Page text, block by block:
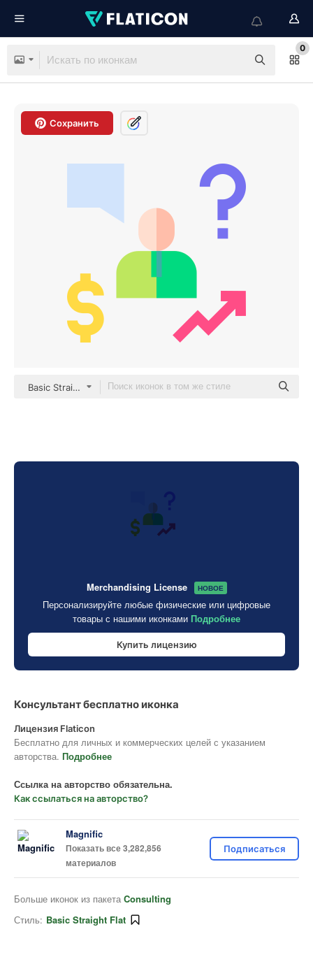
0
Сохранить
Basic Straight Flat
Merchandising License НОВОЕ
Персонализируйте любые физические или цифровые
товары с нашими иконками Подробнее
Купить лицензию
Консультант бесплатно иконка
Лицензия Flaticon
Бесплатно для личных и коммерческих целей с указанием
авторства. Подробнее
Ссылка на авторство обязательна.
Как ссылаться на авторство?
Magnific
Показать все 3,282,856
материалов
Подписаться
Больше иконок из пакета Consulting
Стиль: Basic Straight Flat